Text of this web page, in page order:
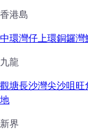
香港島
中環灣仔 上環銅鑼灣
九龍
觀塘長沙灣尖沙咀 旺
地
新界